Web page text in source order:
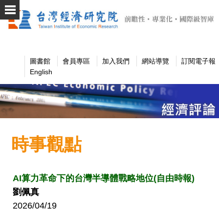
圖書館 會員專區 加入我們 網站導覽
訂閱電子報
English
時事觀點
AI算力革命下的台灣半導體戰略地位(自由時報)
劉佩真
2026/04/19